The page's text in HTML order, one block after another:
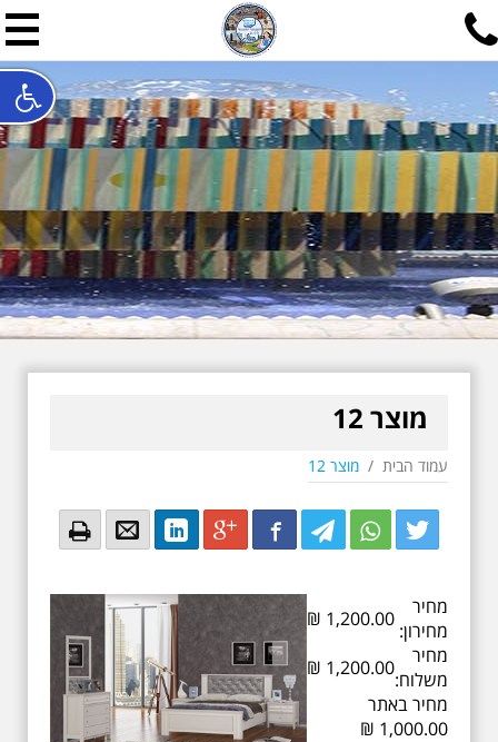
תל אביב שלי
תיור ישראלי בעריכת אילן
האתר המרכזי להיסטוריה של תל אביב ותולדות ארץ ישראל -
חייגו עכשיו:052-7747748
שלחו פנייה:ilan@mytelaviv.co.il
English עברית צור קשר
מוצר 12
עמוד הבית / מוצר 12
Twitter
Twitter
Twitter
Facebook
Google+
LinkedIn
Email
Email
מחיר
מחירון: 1,200.00
₪
מחיר
משלוח:1,200.00
₪
מחיר באתר
1,000.00
₪